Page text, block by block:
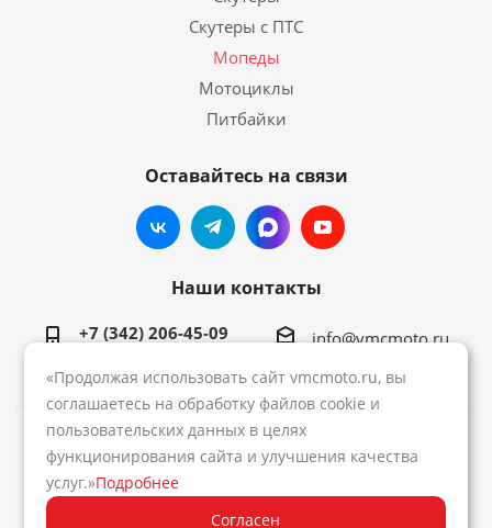
Скутеры с ПТС
Мопеды
Мотоциклы
Питбайки
Оставайтесь на связи
Наши контакты
+7 (342) 206-45-09 info@vmcmoto.ru
2026 © Интернет-магазин VMC
Создание сайта:Media Army
«Продолжая использовать сайт vmcmoto.ru, вы
соглашаетесь на обработку файлов cookie и
пользовательских данных в целях
функционирования сайта и улучшения качества
услуг.»Подробнее
Согласен